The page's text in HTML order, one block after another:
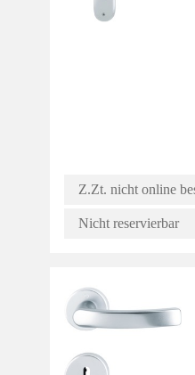
Z.Zt. nicht online
Nicht reservierbar